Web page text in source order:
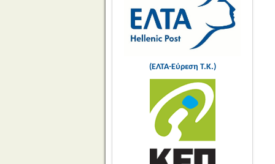
(ΕΛΤΑ-Εύρεση Τ.Κ.)